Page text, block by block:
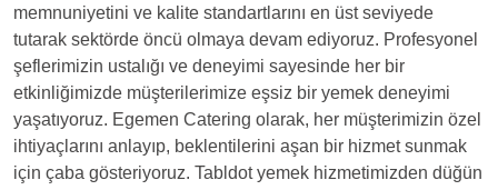
memnuniyetini ve kalite standartlarını en üst seviyede
tutarak sektörde öncü olmaya devam ediyoruz. Profesyonel
şeflerimizin ustalığı ve deneyimi sayesinde her bir
etkinliğimizde müşterilerimize eşsiz bir yemek deneyimi
yaşatıyoruz. Egemen Catering olarak, her müşterimizin özel
ihtiyaçlarını anlayıp, beklentilerini aşan bir hizmet sunmak
için çaba gösteriyoruz. Tabldot yemek hizmetimizden düğün